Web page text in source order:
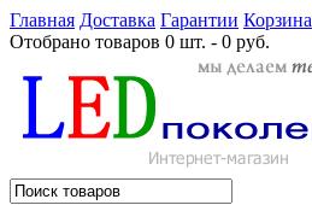
Главная Доставка Гарантии Корзина
Отобрано товаров 0 шт. - 0 руб.